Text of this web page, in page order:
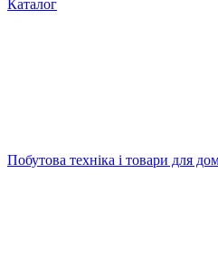
Каталог
Побутова техніка і товари для